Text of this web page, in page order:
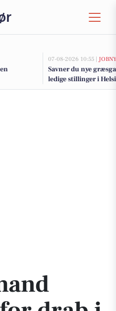
07-08-2026 10:55 |
Savner du nye
ledige stillinger i
i Nivå